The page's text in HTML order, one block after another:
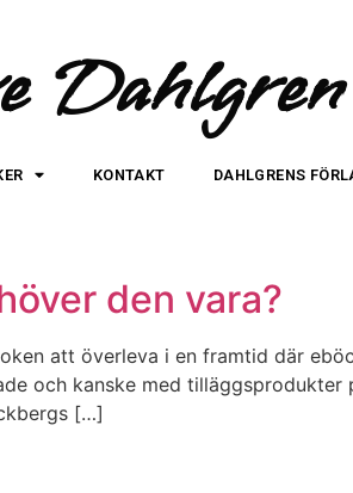
Dahlgren
KONTAKT DAHLGRENS
den vara?
att överleva i en framtid där
och kanske med
[…]